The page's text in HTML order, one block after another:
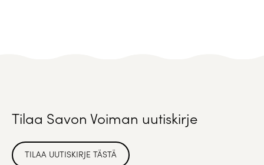
Tilaa Savon Voiman uutiskirje
TILAA UUTISKIRJE TÄSTÄ